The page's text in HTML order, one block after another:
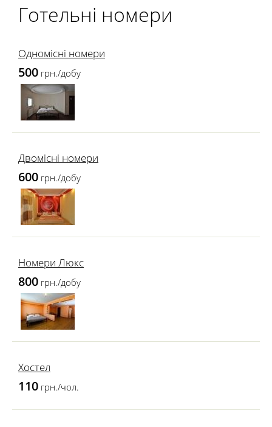
Готельні номери
Одномісні номери
500 грн./добу
Двомісні номери
600 грн./добу
Номери Люкс
800 грн./добу
Хостел
110 грн./чол.